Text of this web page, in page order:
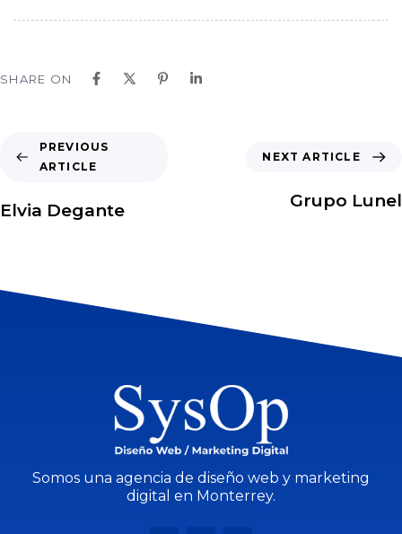
SHARE ON
PREVIOUS
ARTICLE
Elvia Degante
NEXT ARTICLE
Grupo Lunel
Somos una agencia de diseño web y marketing
digital en Monterrey.